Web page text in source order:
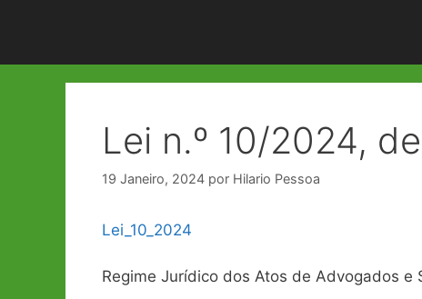
Lei n.º 10/2024,
19 Janeiro, 2024 por Hilario Pessoa
Lei_10_2024
Regime Jurídico dos Atos de Advogados e